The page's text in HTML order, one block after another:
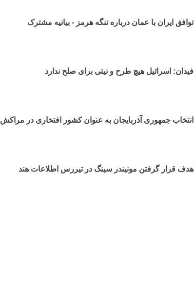
توافق ایران با عمان درباره تنگه هرمز - بیانیه مشترک
فیدان: اسرائیل هیچ طرح و نیتی برای صلح ندارد
انتخاب جمهوری آذربایجان به عنوان کشور افتخاری در مراکش​
هدف قرار گرفتن مونیندر سینگ در تیررس اطلاعات هند